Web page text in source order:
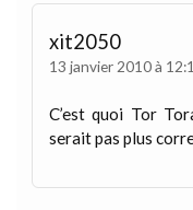
xit2050
13 janvier 2010 à
C’est quoi Tor
serait pas plus